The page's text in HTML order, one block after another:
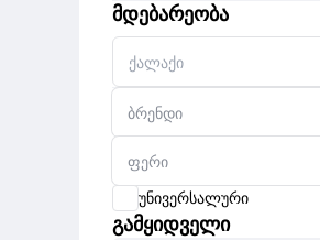
მდებარეობა
ბრენდი
ფერი
უნივერსალური
გამყიდველი